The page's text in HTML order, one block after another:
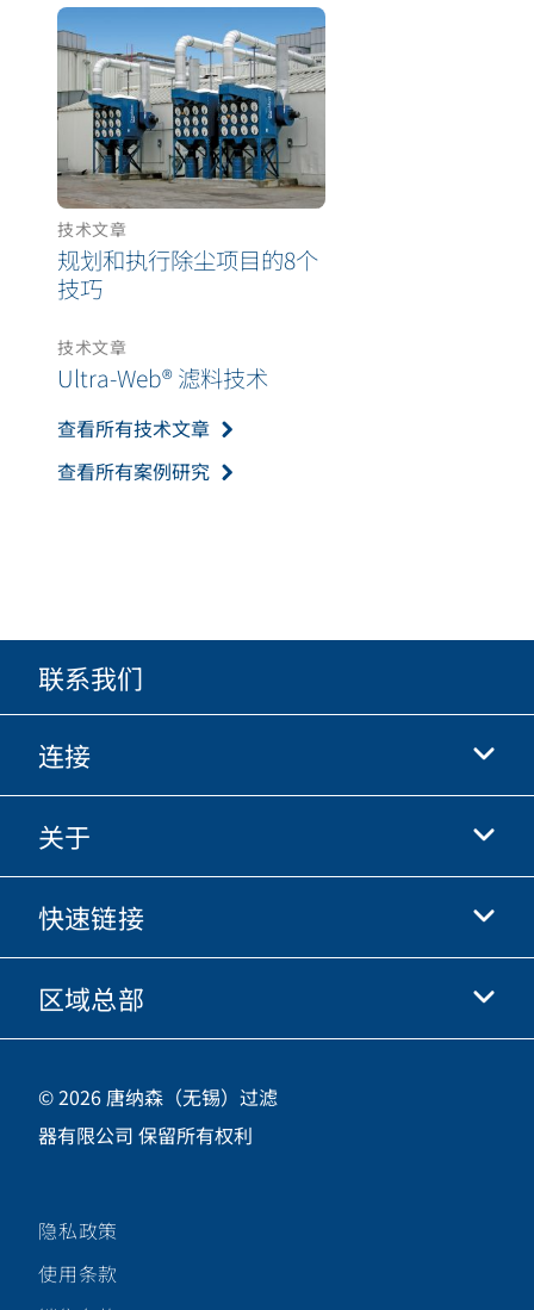
技术文章
规划和执行除尘项目的8个
技巧
技术文章
Ultra-Web® 滤料技术
查看所有技术文章
查看所有案例研究
联系我们
连接
抖音
快手
优酷
微信
关于
关于我们
商业行为准则
职业发展
快速链接
唐纳森电商网站
投资人
供应商
区域总部
中国江苏省无锡市新吴区
新加坡工业园新都路16号，邮编 214028
咨询热线
关注唐纳森微信公众号
© 2026 唐纳森（无锡）过滤
器有限公司 保留所有权利
隐私政策
使用条款